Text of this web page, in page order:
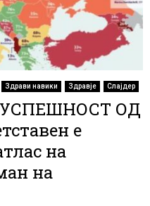
Здрави навики Здравје Слајдер
ОД
e
на
на